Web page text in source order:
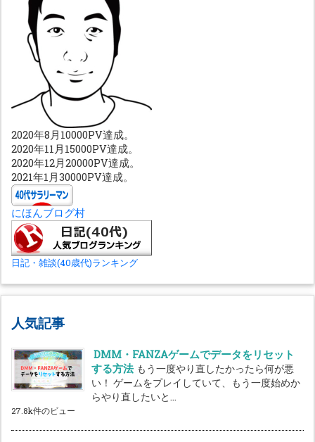
2020年8月10000PV達成。
2020年11月15000PV達成。
2020年12月20000PV達成。
2021年1月30000PV達成。
にほんブログ村
日記・雑談(40歳代)ランキング
人気記事
DMM・FANZAゲームでデータをリセット
する方法 もう一度やり直したかったら何が悪
い！ ゲームをプレイしていて、もう一度始めか
らやり直したいと...
27.8k件のビュー